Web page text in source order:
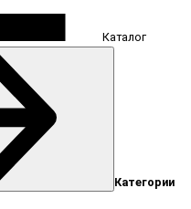
Каталог
Категории